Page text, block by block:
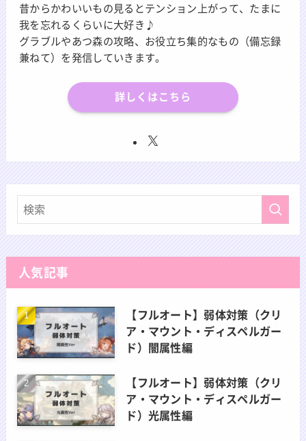
昔からかわいいもの見るとテンション上がって、たまに
我を忘れるくらいに大好き♪
グラブルやあつ森の攻略、お役立ち集的なもの（備忘録
兼ねて）を発信していきます。
詳しくはこちら
人気記事
【フルオート】弱体対策（クリ
ア・マウント・ディスペルガー
ド）闇属性編
【フルオート】弱体対策（クリ
ア・マウント・ディスペルガー
ド）光属性編